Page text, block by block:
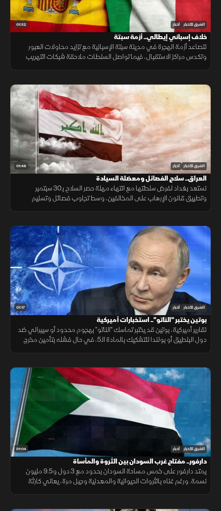
01:52 الشرق للأخبار أخبار
خلاف إسباني إيطالي.. أزمة سبتة
تتصاعد أزمة الهجرة في مدينة سبتة الإسبانية مع تزايد محاولات العبور
وتكدس مراكز الاستقبال، فيما تواصل السلطات ملاحقة شبكات التهريب
01:48 الشرق للأخبار أخبار
العراق.. سلاح الفصائل ومعضلة السيادة
تستعد بغداد لفرض سلطتها مع انتهاء مهلة حصر السلاح بـ30 سبتمبر
وتطبيق قانون الإرهاب على المخالفين، وسط تجاوب فصائل وتسليم
01:17 الشرق للأخبار أخبار
بوتين يختبر "الناتو".. استخبارات أميركية
تقارير أميركية، بوتين قد يختبر تماسك "الناتو" بهجوم محدود أو سيبراني ضد
دول البلطيق أو بولندا للتشكيك بالمادة الـ5، في حال فشله بتأمين مخرج
01:04 الشرق للأخبار أخبار
دارفور.. مفتاح غرب السودان بين الثروة والمأساة
يمتد دارفور على خمس مساحة السودان بحدود مع 3 دول و9.5 مليون
نسمة. ورغم غناه بالثروات الحيوانية والمعدنية وجبل مرة، يعاني كارثة